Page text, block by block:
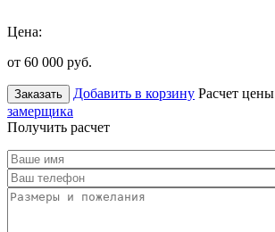
Цена:
от 60 000 руб.
Заказать Добавить в корзину Расчет цены
замерщика
Получить расчет